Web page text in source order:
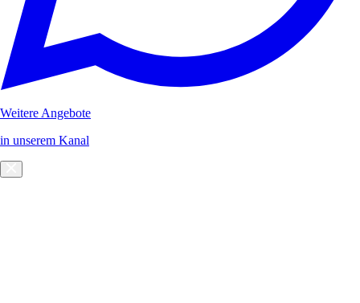
Weitere Angebote
in unserem Kanal